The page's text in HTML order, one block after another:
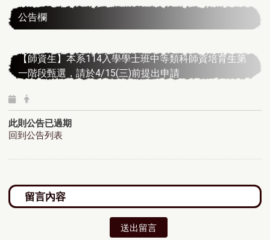
公告欄
【師資生】本系114入學學士班中等類科師資培育生第
一階段甄選，請於4/15(三)前提出申請
此則公告已過期
回到公告列表
送出留言